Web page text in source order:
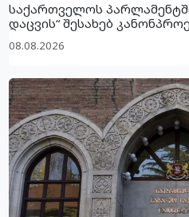
საქართველოს
დაცვის“ შესახებ
08.08.2026